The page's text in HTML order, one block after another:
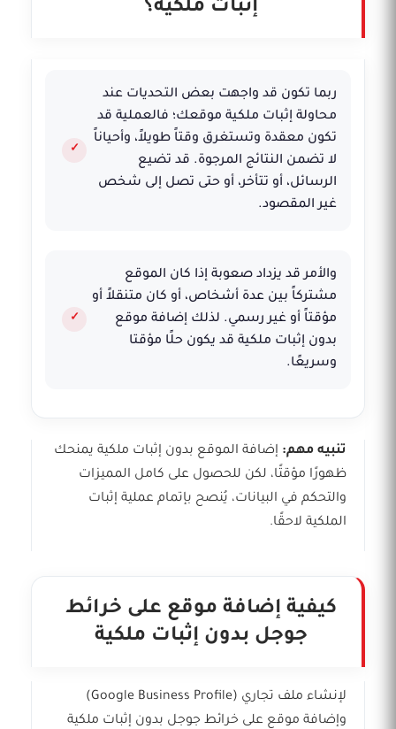
إثبات ملكية؟
ربما تكون قد واجهت بعض التحديات عند
محاولة إثبات ملكية موقعك؛ فالعملية قد
تكون معقدة وتستغرق وقتاً طويلاً، وأحياناً
لا تضمن النتائج المرجوة. قد تضيع
الرسائل، أو تتأخر، أو حتى تصل إلى شخص
غير المقصود.
والأمر قد يزداد صعوبة إذا كان الموقع
مشتركاً بين عدة أشخاص، أو كان متنقلاً أو
مؤقتاً أو غير رسمي. لذلك إضافة موقع
بدون إثبات ملكية قد يكون حلًا مؤقتا
وسريعًا.
تنبيه مهم: إضافة الموقع بدون إثبات ملكية يمنحك
ظهورًا مؤقتًا، لكن للحصول على كامل المميزات
والتحكم في البيانات، يُنصح بإتمام عملية إثبات
الملكية لاحقًا.
كيفية إضافة موقع على خرائط
جوجل بدون إثبات ملكية
لإنشاء ملف تجاري (Google Business Profile)
وإضافة موقع على خرائط جوجل بدون إثبات ملكية